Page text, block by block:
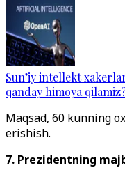
Sun’iy intellekt
qanday himoya
Maqsad, 60 kunning
erishish.
7. Prezidentning